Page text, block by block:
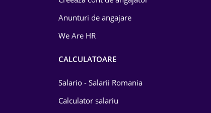
Anunturi de angajare
We Are HR
CALCULATOARE
Salario - Salarii Romania
Calculator salariu